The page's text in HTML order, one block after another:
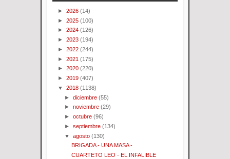
► 2026 (14)
► 2025 (100)
► 2024 (126)
► 2023 (194)
► 2022 (244)
► 2021 (175)
► 2020 (220)
► 2019 (407)
▼ 2018 (1138)
►diciembre (55)
►noviembre (29)
►octubre (96)
►septiembre (134)
▼agosto (130)
BRIGADA - UNA MASA -
CUARTETO LEO - EL INFALIBLE